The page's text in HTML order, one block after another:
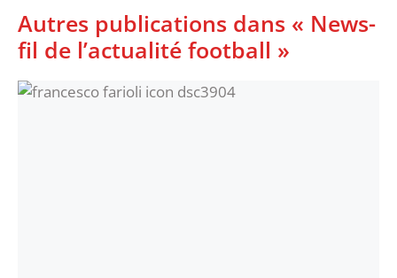
Autres publications dans « News-
fil de l’actualité football »